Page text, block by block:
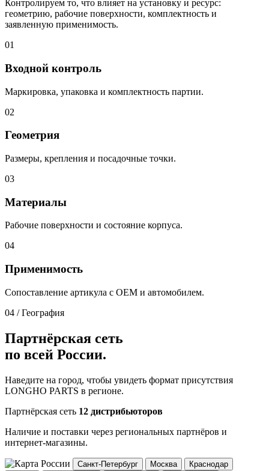
Контролируем то, что влияет на установку и ресурс:
геометрию, рабочие поверхности, комплектность и
заявленную применимость.
01
Входной контроль
Маркировка, упаковка и комплектность партии.
02
Геометрия
Размеры, крепления и посадочные точки.
03
Материалы
Рабочие поверхности и состояние корпуса.
04
Применимость
Сопоставление артикула с OEM и автомобилем.
04 / География
Партнёрская сеть
по всей России.
Наведите на город, чтобы увидеть формат присутствия
LONGHO PARTS в регионе.
Партнёрская сеть 12 дистрибьюторов
Наличие и поставки через региональных партнёров и
интернет-магазины.
Санкт-Петербург Москва
Краснодар